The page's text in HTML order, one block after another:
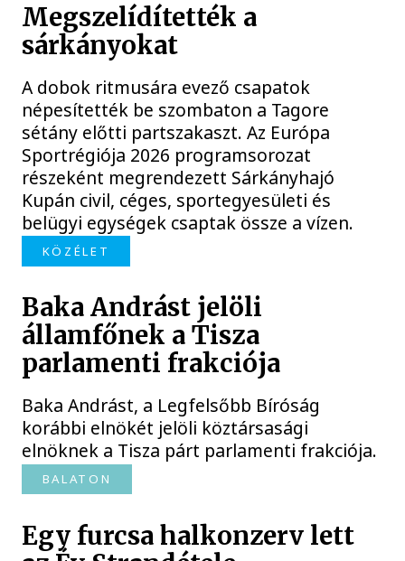
Megszelídítették a
sárkányokat
A dobok ritmusára evező csapatok
népesítették be szombaton a Tagore
sétány előtti partszakaszt. Az Európa
Sportrégiója 2026 programsorozat
részeként megrendezett Sárkányhajó
Kupán civil, céges, sportegyesületi és
belügyi egységek csaptak össze a vízen.
KÖZÉLET
Baka Andrást jelöli
államfőnek a Tisza
parlamenti frakciója
Baka Andrást, a Legfelsőbb Bíróság
korábbi elnökét jelöli köztársasági
elnöknek a Tisza párt parlamenti frakciója.
BALATON
Egy furcsa halkonzerv lett